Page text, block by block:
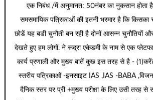
एक निबंध /में अनुमानत: 50नंबर का नुकसान होता है
समसमायिक पत्रिकाओं की इतनी भरमार है कि
छोडें यह बडी चुनौती बन रही है दोनों आसन्न चुनौतियों
देखते हुए हम लोगों. ने रूद्रा एकेडमी के नाम से एक
कार्य प्रणाली और मुख्य बातें कुछ इस तरह से है -
स्तरीय पत्रिकाओं -इनसाइट IAS ,IAS -BABA
दैनिक स्तर पर प्री +मुख्य परीक्षा के लिए उसी तरह